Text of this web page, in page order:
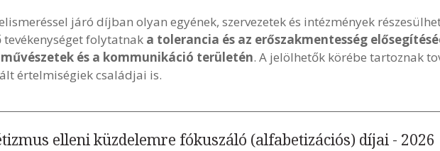
járó díjban olyan egyének, szervezetek és intézmények
folytatnak a tolerancia és az erőszakmentesség
és a kommunikáció területén. A jelölhetők körébe tartoznak
értelmiségiek családjai is.
elleni küzdelemre fókuszáló (alfabetizációs) díjai - 2026